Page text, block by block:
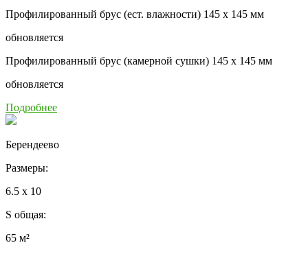
Профилированный брус (ест. влажности) 145 x 145 мм
обновляется
Профилированный брус (камерной сушки) 145 x 145 мм
обновляется
Подробнее
Берендеево
Размеры:
6.5 x 10
S общая:
65 м²